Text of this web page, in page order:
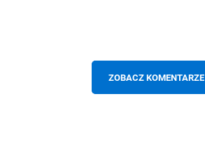
ZOBACZ KOMENTARZE